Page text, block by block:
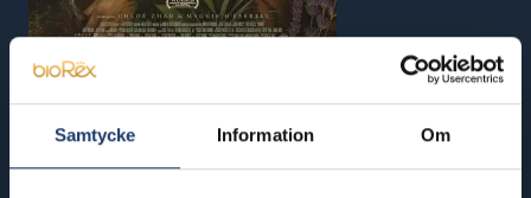
Samtycke Information Om
Hamnet